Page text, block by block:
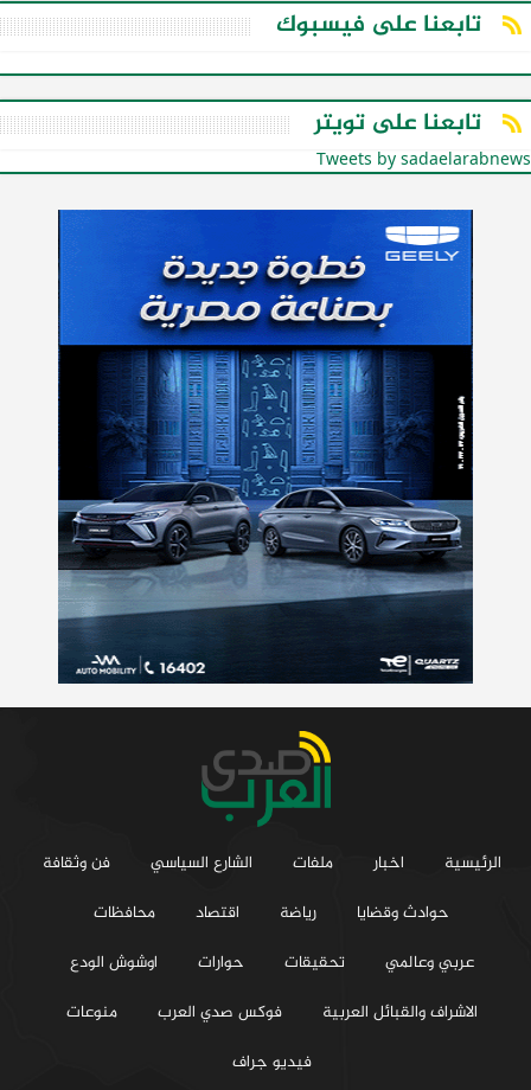
تابعنا على فيسبوك
تابعنا على تويتر
Tweets by sadaelarabnews
الرئيسية اخبار ملفات الشارع السياسي
فن وثقافة
حوادث وقضايا
رياضة اقتصاد
محافظات
عربي وعالمي
تحقيقات حوارات
اوشوش الودع
الاشراف والقبائل العربية
فوكس صدي العرب
منوعات
فيديو جراف